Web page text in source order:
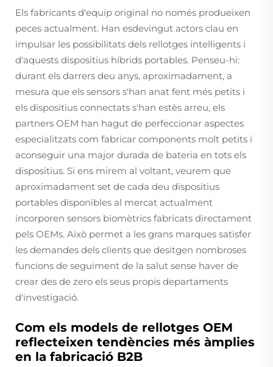
Els fabricants d'equip original no només produeixen
peces actualment. Han esdevingut actors clau en
impulsar les possibilitats dels rellotges intel·ligents i
d'aquests dispositius híbrids portables. Penseu-hi:
durant els darrers deu anys, aproximadament, a
mesura que els sensors s'han anat fent més petits i
els dispositius connectats s'han estès arreu, els
partners OEM han hagut de perfeccionar aspectes
especialitzats com fabricar components molt petits i
aconseguir una major durada de bateria en tots els
dispositius. Si ens mirem al voltant, veurem que
aproximadament set de cada deu dispositius
portables disponibles al mercat actualment
incorporen sensors biomètrics fabricats directament
pels OEMs. Això permet a les grans marques satisfer
les demandes dels clients que desitgen nombroses
funcions de seguiment de la salut sense haver de
crear des de zero els seus propis departaments
d'investigació.
Com els models de rellotges OEM
reflecteixen tendències més àmplies
en la fabricació B2B